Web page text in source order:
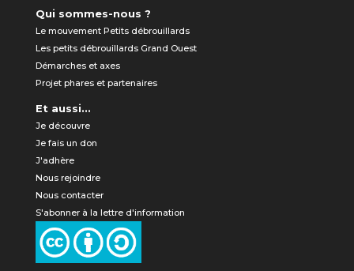
Qui sommes-nous ?
Le mouvement Petits débrouillards
Les petits débrouillards Grand Ouest
Démarches et axes
Projet phares et partenaires
Et aussi...
Je découvre
Je fais un don
J'adhère
Nous rejoindre
Nous contacter
S'abonner à la lettre d'information